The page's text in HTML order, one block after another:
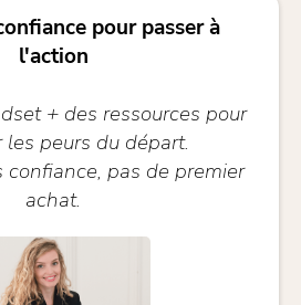
pour passer à
l'action
+ des ressources pour
les peurs du départ.
confiance, pas de premier
achat.